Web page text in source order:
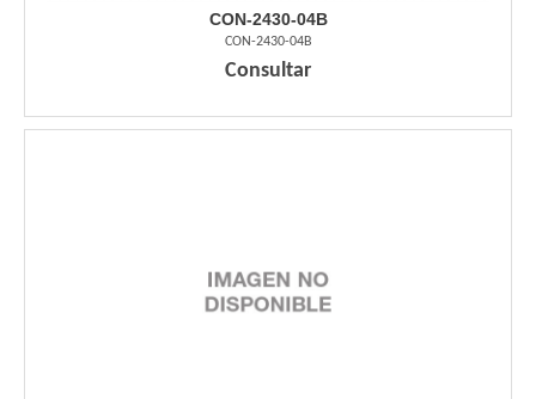
CON-2430-04B
CON-2430-04B
Consultar